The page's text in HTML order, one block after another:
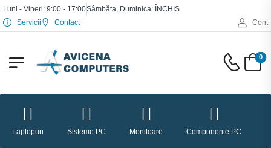
Luni - Vineri: 9:00 - 17:00Sâmbăta, Duminica: ÎNCHIS
Servicii
Contact Cont
0
Laptopuri Sisteme PC Monitoare Componente PC